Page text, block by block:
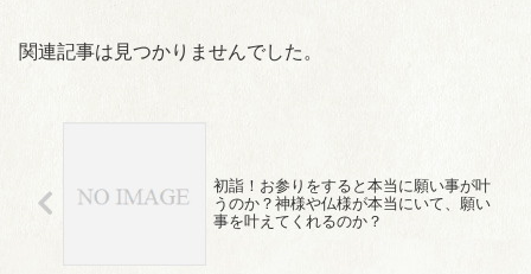
関連記事は見つかりませんでした。
初詣！お参りをすると本当に願い事が叶
うのか？神様や仏様が本当にいて、願い
事を叶えてくれるのか？